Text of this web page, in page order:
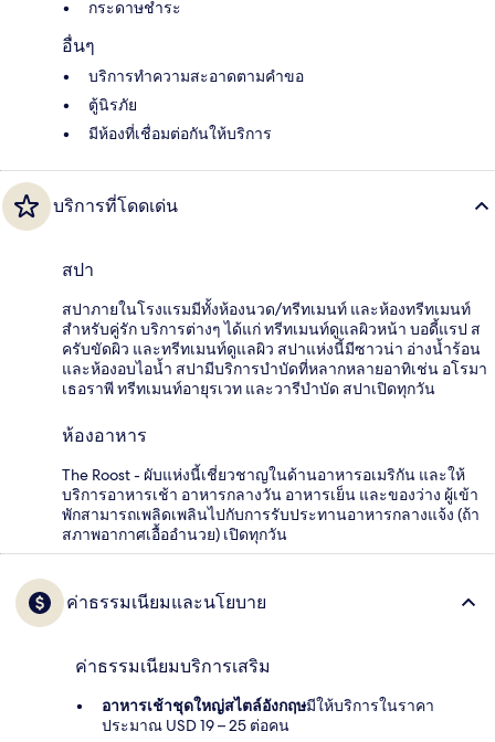
กระดาษชำระ
อื่นๆ
บริการทำความสะอาดตามคำขอ
ตู้นิรภัย
มีห้องที่เชื่อมต่อกันให้บริการ
บริการที่โดดเด่น
สปา
สปาภายในโรงแรมมีทั้งห้องนวด/ทรีทเมนท์ และห้องทรีทเมนท์
สำหรับคู่รัก บริการต่างๆ ได้แก่ ทรีทเมนท์ดูแลผิวหน้า บอดี้แรป ส
ครับขัดผิว และทรีทเมนท์ดูแลผิว สปาแห่งนี้มีซาวน่า อ่างน้ำร้อน
และห้องอบไอน้ำ สปามีบริการบำบัดที่หลากหลายอาทิเช่น อโรมา
เธอราพี ทรีทเมนท์อายุรเวท และวารีบำบัด สปาเปิดทุกวัน
ห้องอาหาร
The Roost - ผับแห่งนี้เชี่ยวชาญในด้านอาหารอเมริกัน และให้
บริการอาหารเช้า อาหารกลางวัน อาหารเย็น และของว่าง ผู้เข้า
พักสามารถเพลิดเพลินไปกับการรับประทานอาหารกลางแจ้ง (ถ้า
สภาพอากาศเอื้ออำนวย) เปิดทุกวัน
ค่าธรรมเนียมและนโยบาย
ค่าธรรมเนียมบริการเสริม
อาหารเช้าชุดใหญ่สไตล์อังกฤษมีให้บริการในราคา
ประมาณ USD 19 – 25 ต่อคน